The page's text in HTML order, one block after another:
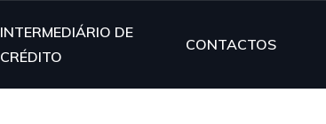
INTERMEDIÁRIO DE
CRÉDITO
CONTACTOS